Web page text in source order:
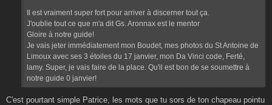
Il est vraiment super fort pour arriver à discerner tout ça.
J'oublie tout ce que m'a dit Gs. Aronnax est le mentor
Gloire à notre guide!
Je vais jeter immédiatement mon Boudet, mes photos du St Antoine de
Limoux avec ses 3 étoiles du 17 janvier, mon Da Vinci code, Ferté,
lamy. Super, je vais faire de la place. Qu'il est bon de se soumettre à
notre guide 0 janvier!
C'est pourtant simple Patrice, les mots que tu sors de ton chapeau pointu